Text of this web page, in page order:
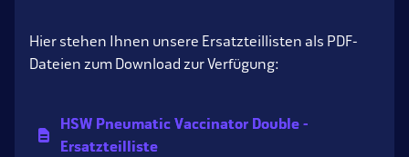
Hier stehen Ihnen unsere Ersatzteillisten als PDF-
Dateien zum Download zur Verfügung:
HSW Pneumatic Vaccinator Double -
Ersatzteilliste